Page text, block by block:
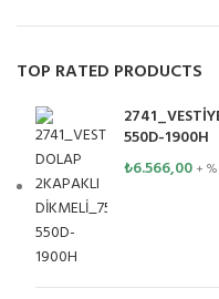
TOP RATED PRODUCTS
550D-1900H
₺6.566,00 +